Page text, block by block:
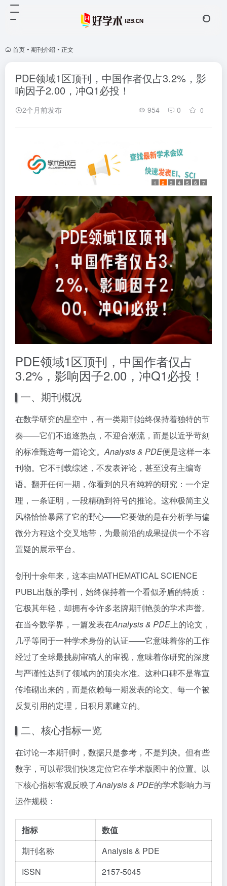
首页 • 期刊介绍 • 正文
PDE领域1区顶刊，中国作者仅占3.2%，影
响因子2.00，冲Q1必投！
2个月前发布 954 0 0
1 2 3 4 5 6 7
PDE领域1区顶刊，中国作者仅占
3.2%，影响因子2.00，冲Q1必投！
一、期刊概况
在数学研究的星空中，有一类期刊始终保持着独特的节
奏——它们不追逐热点，不迎合潮流，而是以近乎苛刻
的标准甄选每一篇论文。Analysis & PDE便是这样一本
刊物。它不刊载综述，不发表评论，甚至没有主编寄
语。翻开任何一期，你看到的只有纯粹的研究：一个定
理，一条证明，一段精确到符号的推论。这种极简主义
风格恰恰暴露了它的野心——它要做的是在分析学与偏
微分方程这个交叉地带，为最前沿的成果提供一个不容
置疑的展示平台。
创刊十余年来，这本由MATHEMATICAL SCIENCE
PUBL出版的季刊，始终保持着一个看似矛盾的特质：
它极其年轻，却拥有令许多老牌期刊艳羡的学术声誉。
在当今数学界，一篇发表在Analysis & PDE上的论文，
几乎等同于一种学术身份的认证——它意味着你的工作
经过了全球最挑剔审稿人的审视，意味着你研究的深度
与严谨性达到了领域内的顶尖水准。这种口碑不是靠宣
传堆砌出来的，而是依赖每一期发表的论文、每一个被
反复引用的定理，日积月累建立的。
二、核心指标一览
在讨论一本期刊时，数据只是参考，不是判决。但有些
数字，可以帮我们快速定位它在学术版图中的位置。以
下核心指标客观反映了Analysis & PDE的学术影响力与
运作规模：
指标
数值
期刊名称
Analysis & PDE
ISSN
2157-5045